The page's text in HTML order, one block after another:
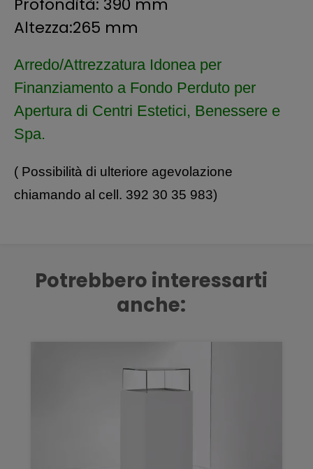
Altezza:265 mm
Arredo/Attrezzatura Idonea per
Finanziamento a Fondo Perduto per
Apertura di Centri Estetici, Benessere e
Spa.
( Possibilità di ulteriore agevolazione
chiamando al cell. 392 30 35 983)
Potrebbero interessarti
anche: